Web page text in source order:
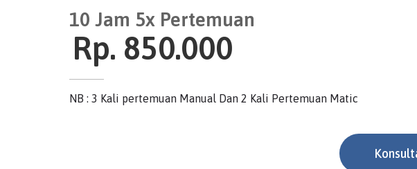
10 Jam 5x Pertemuan
Rp. 850.000
NB : 3 Kali pertemuan Manual Dan 2 Kali Pertemuan Matic